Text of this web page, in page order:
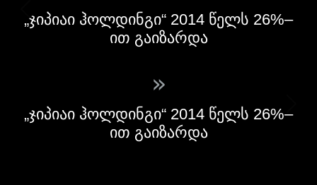
„ჯიპიაი ჰოლდინგი“ 2014 წელს 26%–
ით გაიზარდა
»
„ჯიპიაი ჰოლდინგი“ 2014 წელს 26%–
ით გაიზარდა